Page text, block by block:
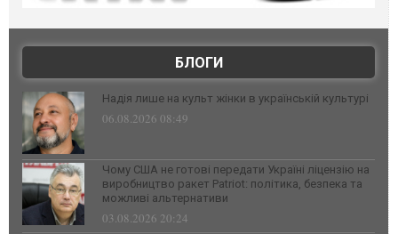
БЛОГИ
Надія лише на культ жінки в українській культурі
06.08.2026 08:49
Чому США не готові передати Україні ліцензію на
виробництво ракет Patriot: політика, безпека та
можливі альтернативи
03.08.2026 20:24